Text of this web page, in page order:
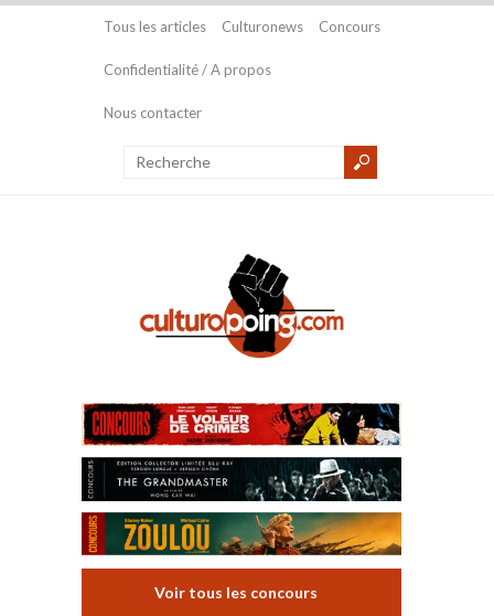
Tous les articles Culturonews Concours
Confidentialité / A propos
Nous contacter
Voir tous les concours